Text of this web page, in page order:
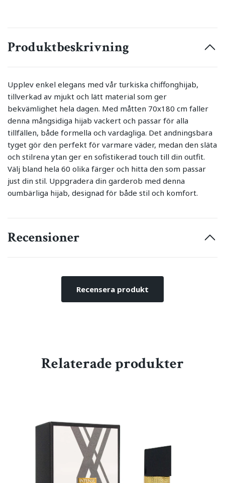
Produktbeskrivning
Upplev enkel elegans med vår turkiska chiffonghijab,
tillverkad av mjukt och lätt material som ger
bekvämlighet hela dagen. Med måtten 70x180 cm faller
denna mångsidiga hijab vackert och passar för alla
tillfällen, både formella och vardagliga. Det andningsbara
tyget gör den perfekt för varmare väder, medan den släta
och stilrena ytan ger en sofistikerad touch till din outfit.
Välj bland hela 60 olika färger och hitta den som passar
just din stil. Uppgradera din garderob med denna
oumbärliga hijab, designad för både stil och komfort.
Recensioner
Recensera produkt
Relaterade produkter